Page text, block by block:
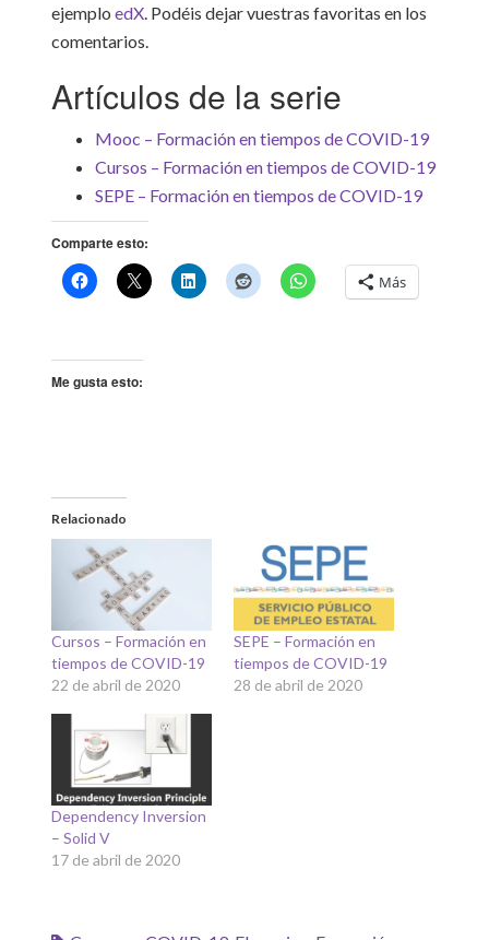
ejemplo edX. Podéis dejar vuestras favoritas en los
comentarios.
Artículos de la serie
Mooc – Formación en tiempos de COVID-19
Cursos – Formación en tiempos de COVID-19
SEPE – Formación en tiempos de COVID-19
Comparte esto:
Más
Me gusta esto:
Relacionado
Cursos – Formación en
tiempos de COVID-19
22 de abril de 2020
SEPE – Formación en
tiempos de COVID-19
28 de abril de 2020
Dependency Inversion
– Solid V
17 de abril de 2020